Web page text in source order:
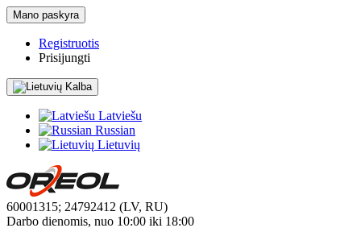
Mano paskyra
Registruotis
Prisijungti
Kalba
Latviešu
Russian
Lietuvių
60001315; 24792412 (LV, RU)
Darbo dienomis, nuo 10:00 iki 18:00